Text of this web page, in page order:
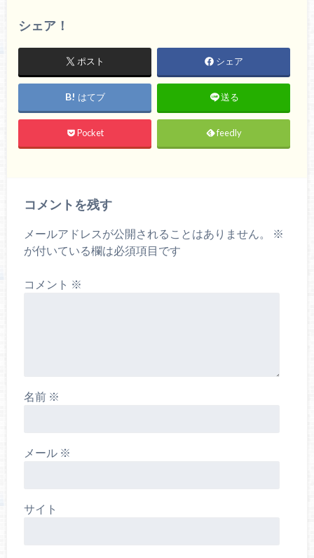
シェア！
ポスト シェア
はてブ 送る
Pocket feedly
コメントを残す
メールアドレスが公開されることはありません。
※
が付いている欄は必須項目です
コメント ※
名前 ※
メール ※
サイト